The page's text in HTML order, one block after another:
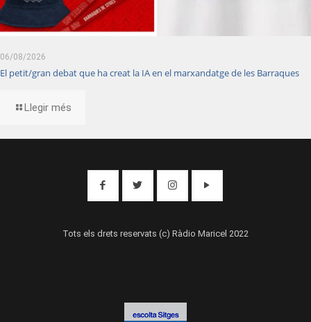
06/08/2026
El petit/gran debat que ha creat la IA en el marxandatge de les Barraques
Llegir més
Tots els drets reservats (c) Ràdio Maricel 2022